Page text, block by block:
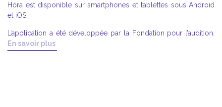
Höra est disponible sur smartphones et tablettes sous Androïd
et iOS.
L’application a été développée par la Fondation pour l’audition.
En savoir plus